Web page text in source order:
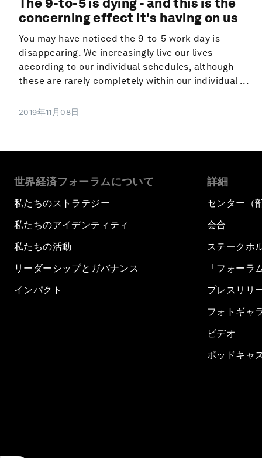
The 9-to-5 is dying - and this is the
concerning effect it's having on us
You may have noticed the 9-to-5 work day is
disappearing. We increasingly live our lives
according to our individual schedules, although
these are rarely completely within our individual ...
2019年11月08日
世界経済フォーラムについて
私たちのストラテジー
私たちのアイデンティティ
私たちの活動
リーダーシップとガバナンス
インパクト
詳細
センター（
会合
ステークホ
「フォーラ
プレスリリ
フォトギャ
ビデオ
ポッドキャ